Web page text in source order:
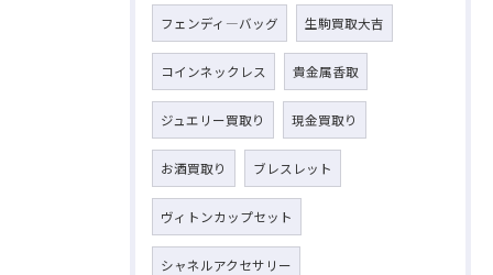
フェンディ―バッグ 生駒買取大吉
コインネックレス 貴金属香取
ジュエリー買取り 現金買取り
お酒買取り ブレスレット
ヴィトンカップセット
シャネルアクセサリー